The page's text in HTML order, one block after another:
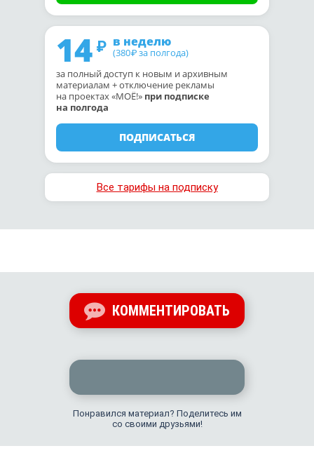
14 в неделю
(380₽ за полгода)
за полный доступ к новым и архивным
материалам + отключение рекламы
на проектах «МОЁ!» при подписке
на полгода
ПОДПИСАТЬСЯ
Все тарифы на подписку
КОММЕНТИРОВАТЬ
Понравился материал? Поделитесь им
со своими друзьями!